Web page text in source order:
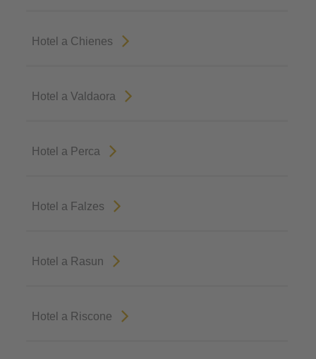
Hotel a Chienes
Hotel a Valdaora
Hotel a Perca
Hotel a Falzes
Hotel a Rasun
Hotel a Riscone